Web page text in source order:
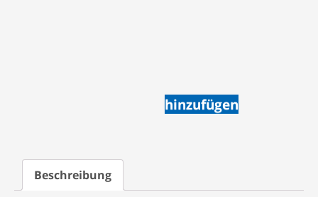
hinzufügen
Beschreibung